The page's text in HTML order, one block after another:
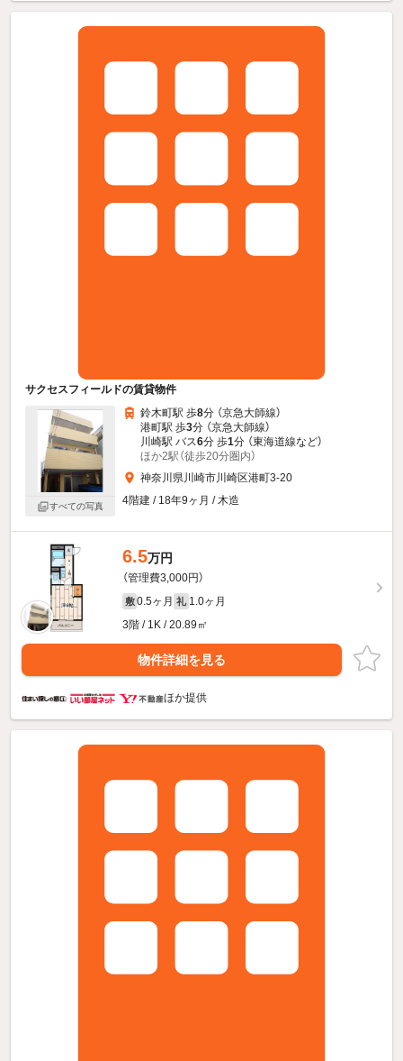
サクセスフィールドの賃貸物件
すべての写真
鈴木町駅 歩8分 （京急大師線）
港町駅 歩3分 （京急大師線）
川崎駅 バス6分 歩1分 （東海道線など）
ほか2駅（徒歩20分圏内）
神奈川県川崎市川崎区港町3-20
4階建 / 18年9ヶ月 / 木造
6.5万円
（管理費3,000円）
敷 0.5ヶ月 礼 1.0ヶ月
3階 / 1K / 20.89㎡
物件詳細を見る
ほか提供